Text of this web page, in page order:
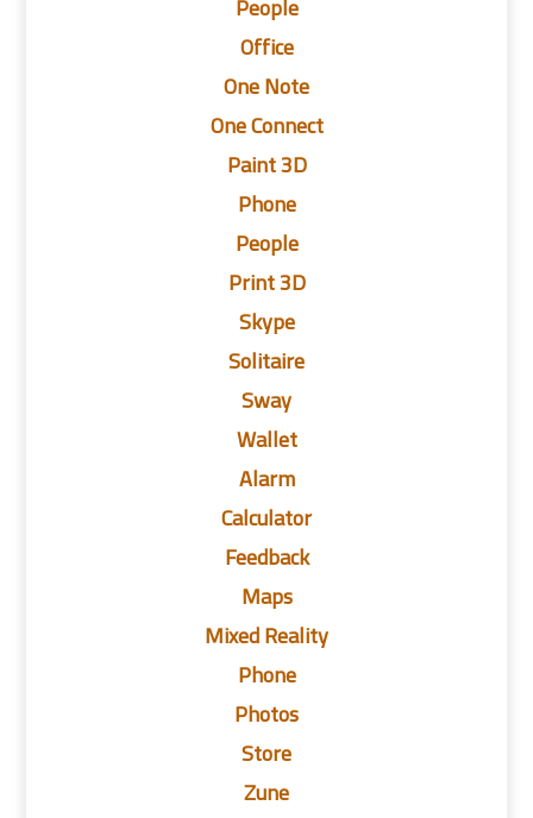
Office
One Note
One Connect
Paint 3D
Phone
People
Print 3D
Skype
Solitaire
Sway
Wallet
Alarm
Calculator
Feedback
Maps
Mixed Reality
Phone
Photos
Store
Zune